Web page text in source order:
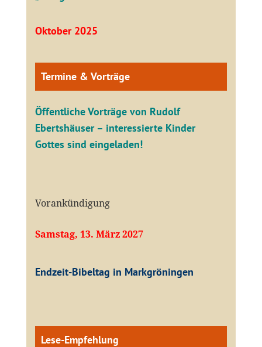
Oktober 2025
Termine & Vorträge
Öffentliche Vorträge von Rudolf
Ebertshäuser – interessierte Kinder
Gottes sind eingeladen!
Vorankündigung
Samstag, 13. März 2027
Endzeit-Bibeltag in Markgröningen
Lese-Empfehlung